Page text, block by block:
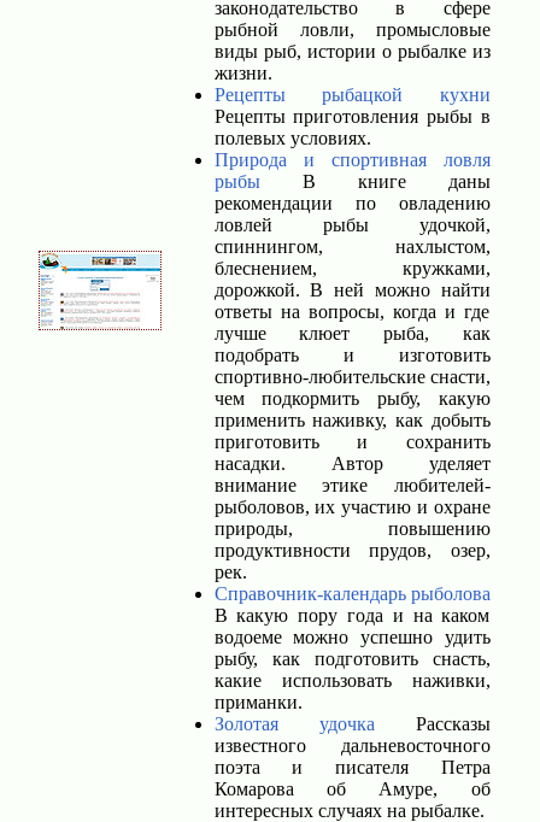
законодательство в сфере
рыбной ловли, промысловые
виды рыб, истории о рыбалке из
жизни.
Рецепты рыбацкой кухни
Рецепты приготовления рыбы в
полевых условиях.
Природа и спортивная ловля
рыбыВ книге даны
рекомендации по овладению
ловлей рыбы удочкой,
спиннингом, нахлыстом,
блеснением, кружками,
дорожкой. В ней можно найти
ответы на вопросы, когда и где
лучше клюет рыба, как
подобрать и изготовить
спортивно-любительские снасти,
чем подкормить рыбу, какую
применить наживку, как добыть
приготовить и сохранить
насадки. Автор уделяет
внимание этике любителей-
рыболовов, их участию и охране
природы, повышению
продуктивности прудов, озер,
рек.
Справочник-календарь рыболова
В какую пору года и на каком
водоеме можно успешно удить
рыбу, как подготовить снасть,
какие использовать наживки,
приманки.
Золотая удочка Рассказы
известного дальневосточного
поэта и писателя Петра
Комарова об Амуре, об
интересных случаях на рыбалке.